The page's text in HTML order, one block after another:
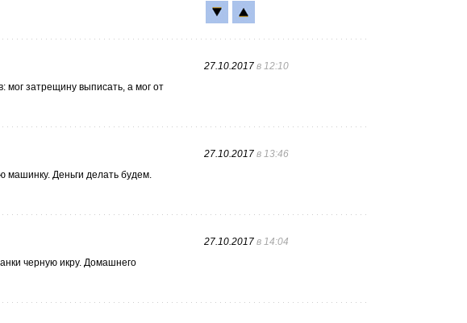
мог затрещину выписать, а мог от
27.10.2017 в 12:10
Деньги делать будем.
27.10.2017 в 13:46
черную икру. Домашнего
27.10.2017 в 14:04